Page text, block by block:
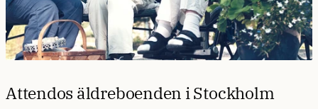
Attendos äldreboenden i Stockholm